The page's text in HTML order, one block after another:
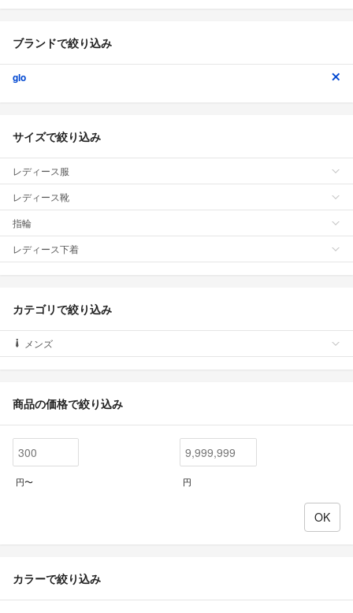
ブランドで絞り込み
glo
サイズで絞り込み
レディース服
レディース靴
指輪
レディース下着
カテゴリで絞り込み
メンズ
商品の価格で絞り込み
円〜 円
カラーで絞り込み